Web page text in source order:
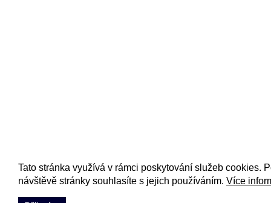
Tato stránka využívá v rámci poskytování služeb cookies.
návštěvě stránky souhlasíte s jejich používáním. Více